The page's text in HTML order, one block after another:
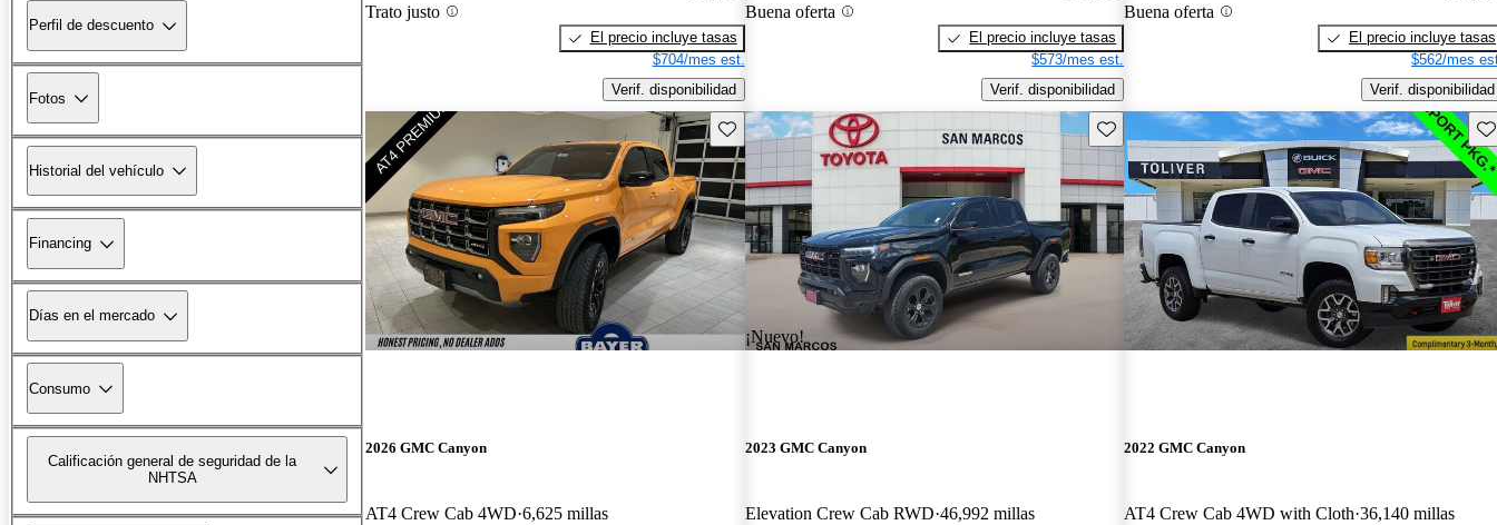
Perfil de descuento
Fotos
Historial del vehículo
Financing
Días en el mercado
Consumo
Calificación general de seguridad de la
NHTSA
Trato justo
El precio incluye tasas
$704/mes est.
Verif. disponibilidad
Buena oferta
El precio incluye tasas
$573/mes est.
Verif. disponibilidad
Buena oferta
El precio incluye tasas
$562/mes
Verif. disponibilidad
Guarda este Aviso
2026 GMC Canyon
AT4 Crew Cab 4WD 6,625 millas
¡Nuevo!
Guarda este Aviso
2023 GMC Canyon
Elevation Crew Cab RWD 46,992 millas
2022 GMC Canyon
AT4 Crew Cab 4WD with Cloth 36,140 millas